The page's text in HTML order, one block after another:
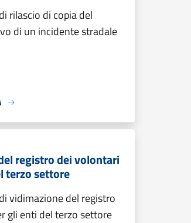
rilascio di copia del
di un incidente stradale
registro dei volontari
terzo settore
vidimazione del registro
gli enti del terzo settore